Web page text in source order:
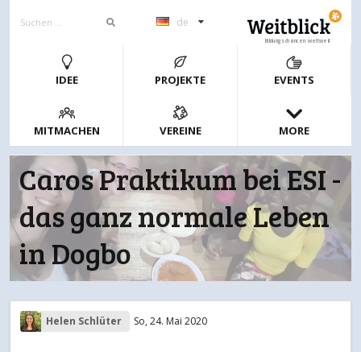
de
Bildungschancen weltweit
IDEE PROJEKTE EVENTS
MITMACHEN VEREINE MORE
Caros Praktikum bei ESI -
das ganz normale Leben
in Dogbo
Helen Schlüter So, 24. Mai 2020